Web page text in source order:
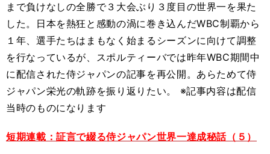
まで負けなしの全勝で３大会ぶり３度目の世界一を果た
した。日本を熱狂と感動の渦に巻き込んだWBC制覇から
１年、選手たちはまもなく始まるシーズンに向けて調整
を行なっているが、スポルティーバでは昨年WBC期間中
に配信された侍ジャパンの記事を再公開。あらためて侍
ジャパン栄光の軌跡を振り返りたい。 ※記事内容は配信
当時のものになります
短期連載：証言で綴る侍ジャパン世界一達成秘話（５）